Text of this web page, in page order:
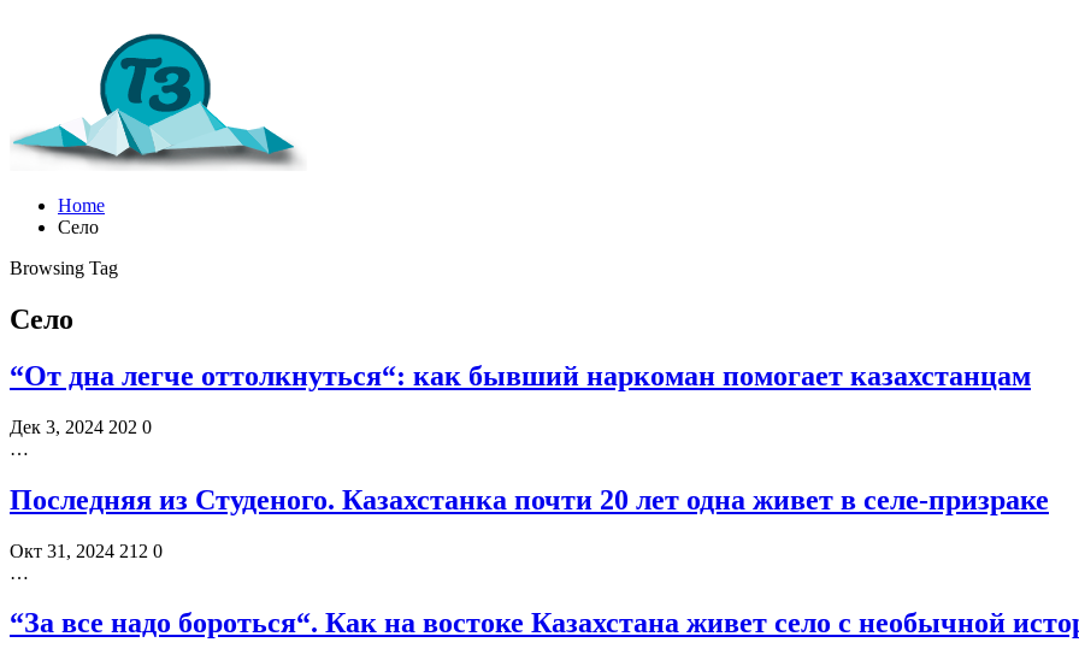
Home
Село
Browsing Tag
Село
“От дна легче оттолкнуться“: как бывший наркоман помогает казахстанцам
Дек 3, 2024 202 0
…
Последняя из Студеного. Казахстанка почти 20 лет одна живет в селе-призраке
Окт 31, 2024 212 0
…
“За все надо бороться“. Как на востоке Казахстана живет село с необычной